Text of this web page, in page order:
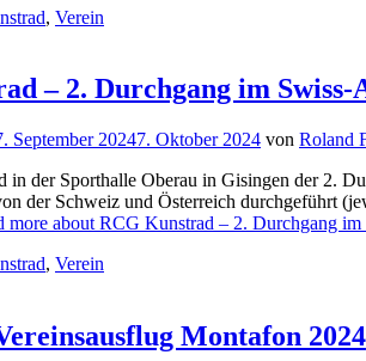
, Verein
– 2. Durchgang im
September 20247. Oktober 2024 von Roland
in der Sporthalle Oberau in Gisingen der 2.
der Schweiz und Österreich durchgeführt
more about RCG Kunstrad – 2. Durchgang
, Verein
Montafon 2024